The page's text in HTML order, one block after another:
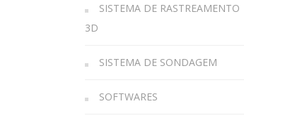
SISTEMA DE RASTREAMENTO
3D
SISTEMA DE SONDAGEM
SOFTWARES